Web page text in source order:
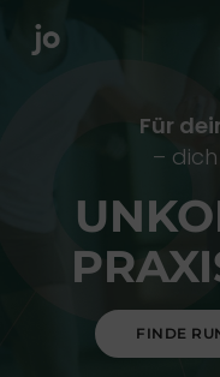
Für
–
FINDE